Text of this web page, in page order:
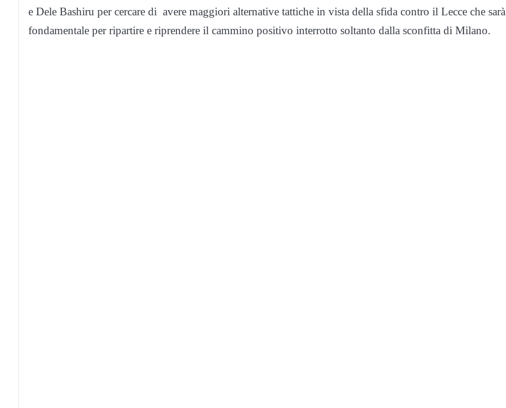
e Dele Bashiru per cercare di avere maggiori alternative tattiche in vista della sfida contro il Lecce che sarà
fondamentale per ripartire e riprendere il cammino positivo interrotto soltanto dalla sconfitta di Milano.